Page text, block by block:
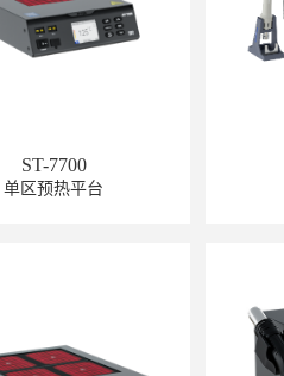
ST-7700
单区预热平台